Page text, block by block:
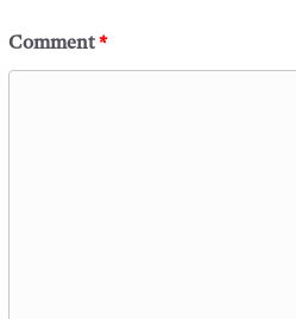
Comment*